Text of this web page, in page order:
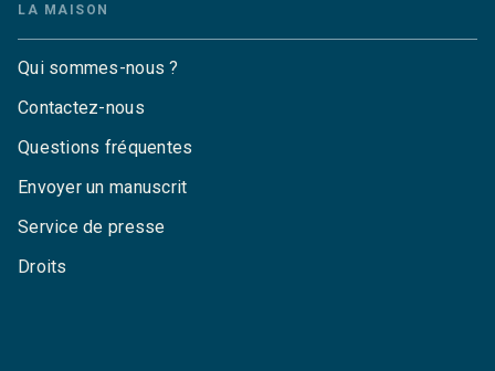
LA MAISON
Qui sommes-nous ?
Contactez-nous
Questions fréquentes
Envoyer un manuscrit
Service de presse
Droits